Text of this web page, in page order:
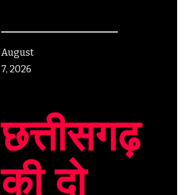
August
7, 2026
छत्तीसगढ़
की दो